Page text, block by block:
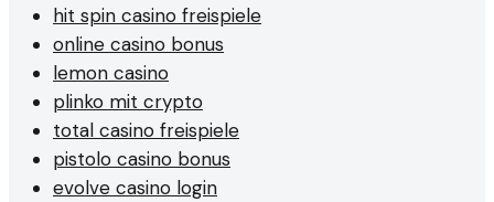
hit spin casino freispiele
online casino bonus
lemon casino
plinko mit crypto
total casino freispiele
pistolo casino bonus
evolve casino login